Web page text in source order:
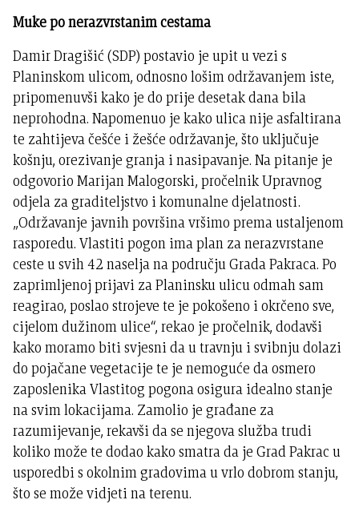
Muke po nerazvrstanim cestama
Damir Dragišić (SDP) postavio je upit u vezi s
Planinskom ulicom, odnosno lošim održavanjem iste,
pripomenuvši kako je do prije desetak dana bila
neprohodna. Napomenuo je kako ulica nije asfaltirana
te zahtijeva češće i žešće održavanje, što uključuje
košnju, orezivanje granja i nasipavanje. Na pitanje je
odgovorio Marijan Malogorski, pročelnik Upravnog
odjela za graditeljstvo i komunalne djelatnosti.
„Održavanje javnih površina vršimo prema ustaljenom
rasporedu. Vlastiti pogon ima plan za nerazvrstane
ceste u svih 42 naselja na području Grada Pakraca. Po
zaprimljenoj prijavi za Planinsku ulicu odmah sam
reagirao, poslao strojeve te je pokošeno i okrčeno sve,
cijelom dužinom ulice“, rekao je pročelnik, dodavši
kako moramo biti svjesni da u travnju i svibnju dolazi
do pojačane vegetacije te je nemoguće da osmero
zaposlenika Vlastitog pogona osigura idealno stanje
na svim lokacijama. Zamolio je građane za
razumijevanje, rekavši da se njegova služba trudi
koliko može te dodao kako smatra da je Grad Pakrac u
usporedbi s okolnim gradovima u vrlo dobrom stanju,
što se može vidjeti na terenu.